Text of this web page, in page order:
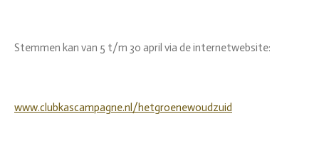
Stemmen kan van 5 t/m 30 april via de internetwebsite:
www.clubkascampagne.nl/hetgroenewoudzuid